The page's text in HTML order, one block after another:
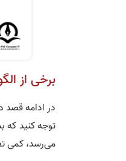
برخی از
در ادامه قصد
توجه کنید که
می‌رسد، کمی